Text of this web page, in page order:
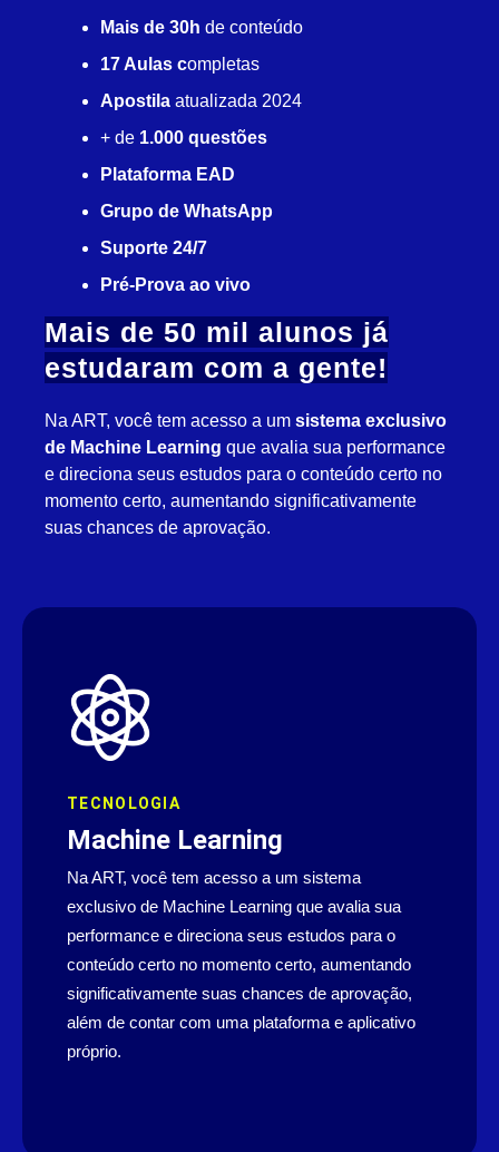
Mais de 30h de conteúdo
17 Aulas completas
Apostila atualizada 2024
+ de 1.000 questões
Plataforma EAD
Grupo de WhatsApp
Suporte 24/7
Pré-Prova ao vivo
Mais de 50 mil alunos já
estudaram com a gente!
Na ART, você tem acesso a um sistema exclusivo
de Machine Learning que avalia sua performance
e direciona seus estudos para o conteúdo certo no
momento certo, aumentando significativamente
suas chances de aprovação.
TECNOLOGIA
Machine Learning
Na ART, você tem acesso a um sistema
exclusivo de Machine Learning que avalia sua
performance e direciona seus estudos para o
conteúdo certo no momento certo, aumentando
significativamente suas chances de aprovação,
além de contar com uma plataforma e aplicativo
próprio.